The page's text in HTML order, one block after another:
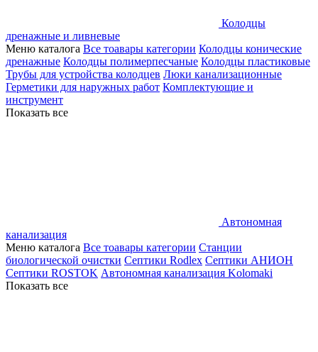
Колодцы
дренажные и ливневые
Меню каталога Все тоавары категории Колодцы конические
дренажные Колодцы полимерпесчаные Колодцы пластиковые
Трубы для устройства колодцев Люки канализационные
Герметики для наружных работ Комплектующие и
инструмент
Показать все
Автономная
канализация
Меню каталога Все тоавары категории Станции
биологической очистки Септики Rodlex Септики АНИОН
Септики ROSTOK Автономная канализация Kolomaki
Показать все